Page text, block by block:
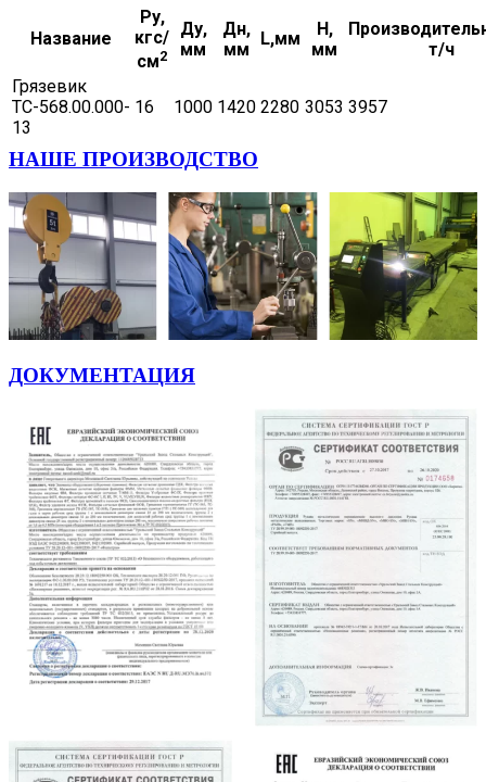
Название
Ру,
кгс/
см2
Ду,
мм
Дн,
мм
L,мм
H,
мм
т/ч
Грязевик
ТС-568.00.000-
13
16 1000 1420 2280 3053 3957
НАШЕ ПРОИЗВОДСТВО
ДОКУМЕНТАЦИЯ